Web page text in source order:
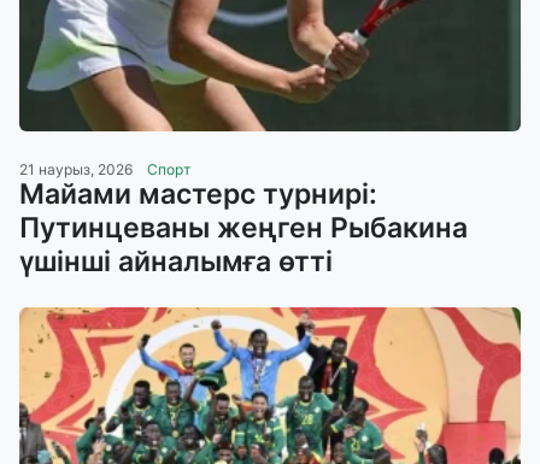
21 наурыз, 2026 Спорт
Майами мастерс турнирі:
Путинцеваны жеңген Рыбакина
үшінші айналымға өтті